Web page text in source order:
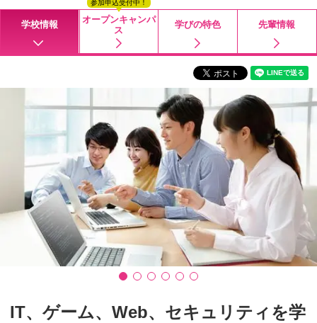
学校情報
オープンキャンパ
ス
参加申込受付中！
学びの特色 先輩情報
IT、ゲーム、Web、セキュリティを学